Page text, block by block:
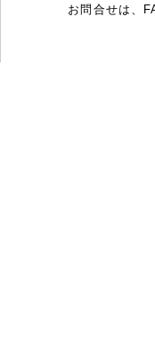
お問合せは、